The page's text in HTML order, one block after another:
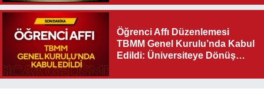
Olacak"
Öğrenci Affı Düzenlemesi
TBMM Genel Kurulu’nda Kabul
Edildi: Üniversiteye Dönüş